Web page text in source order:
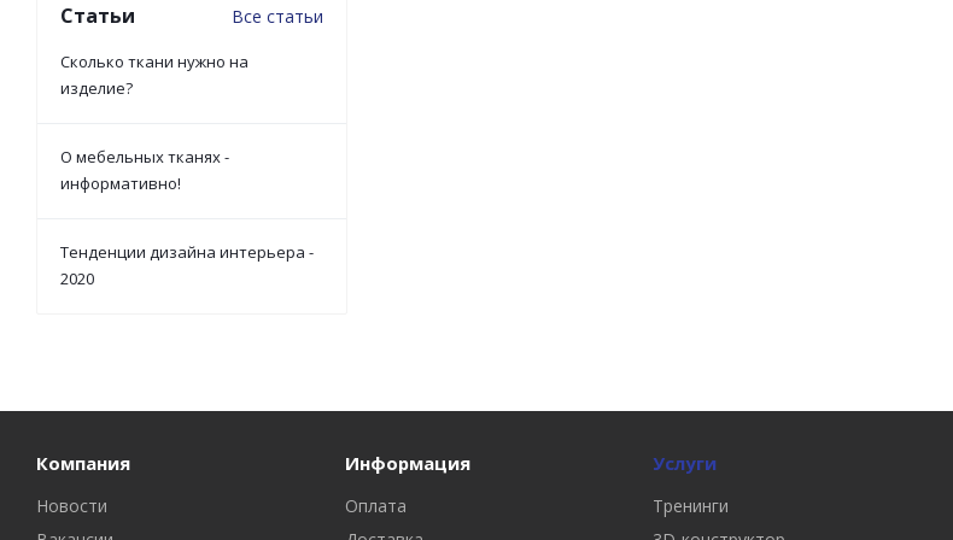
Статьи Все статьи
Сколько ткани нужно на
изделие?
О мебельных тканях -
информативно!
Тенденции дизайна интерьера -
2020
Компания
Новости
Информация
Оплата
Услуги
Тренинги